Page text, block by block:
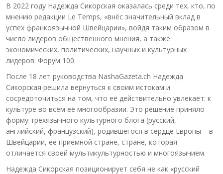
В 2022 году Надежда Сикорская оказалась среди тех, кто, по
мнению редакции Le Temps, «внёс значительный вклад в
успех франкоязычной Швейцарии», войдя таким образом в
число лидеров общественного мнения, а также
экономических, политических, научных и культурных
лидеров: Форум 100.
После 18 лет руководства NashaGazeta.ch Надежда
Сикорская решила вернуться к своим истокам и
сосредоточиться на том, что её действительно увлекает: к
культуре во всём её многообразии. Это решение приняло
форму трёхязычного культурного блога (русский,
английский, французский), родившегося в сердце Европы – в
Швейцарии, её приёмной стране, стране, которая
отличается своей мультикультурностью и многоязычием.
Надежда Сикорская позиционирует себя не как «русский